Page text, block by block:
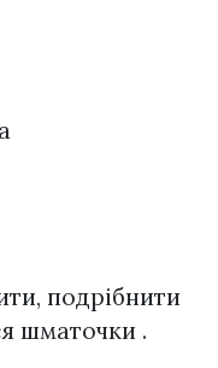
подрібнити
шматочки .